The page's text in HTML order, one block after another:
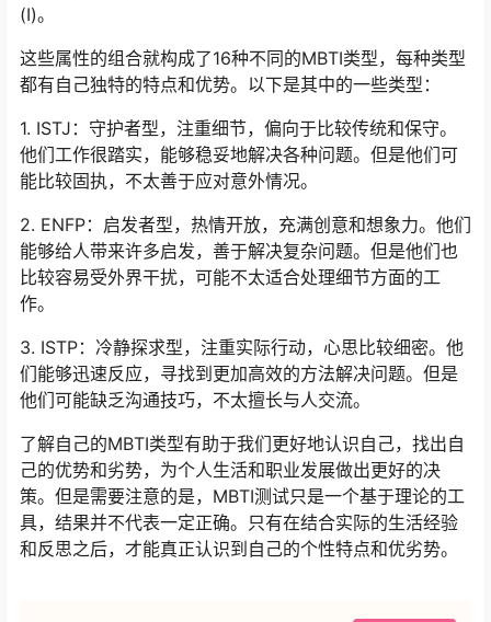
(I)。
这些属性的组合就构成了16种不同的MBTI类型，每种类型
都有自己独特的特点和优势。以下是其中的一些类型：
1. ISTJ：守护者型，注重细节，偏向于比较传统和保守。
他们工作很踏实，能够稳妥地解决各种问题。但是他们可
能比较固执，不太善于应对意外情况。
2. ENFP：启发者型，热情开放，充满创意和想象力。他们
能够给人带来许多启发，善于解决复杂问题。但是他们也
比较容易受外界干扰，可能不太适合处理细节方面的工
作。
3. ISTP：冷静探求型，注重实际行动，心思比较细密。他
们能够迅速反应，寻找到更加高效的方法解决问题。但是
他们可能缺乏沟通技巧，不太擅长与人交流。
了解自己的MBTI类型有助于我们更好地认识自己，找出自
己的优势和劣势，为个人生活和职业发展做出更好的决
策。但是需要注意的是，MBTI测试只是一个基于理论的工
具，结果并不代表一定正确。只有在结合实际的生活经验
和反思之后，才能真正认识到自己的个性特点和优劣势。